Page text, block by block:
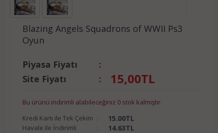
Blazing Angels Squadrons of WWII Ps3
Oyun
Piyasa Fiyatı
:
Site Fiyatı
: 15,00TL
Bu ürünü indirimli alabileceğiniz 0 stok kalmıştır.
Kredi Kartı ile Tek Çekim : 15.00TL
Havale ile İndirimli : 14.63TL